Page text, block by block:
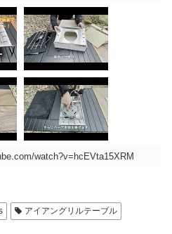
watch?v=hcEVta15XRM
アイアングリルテーブル